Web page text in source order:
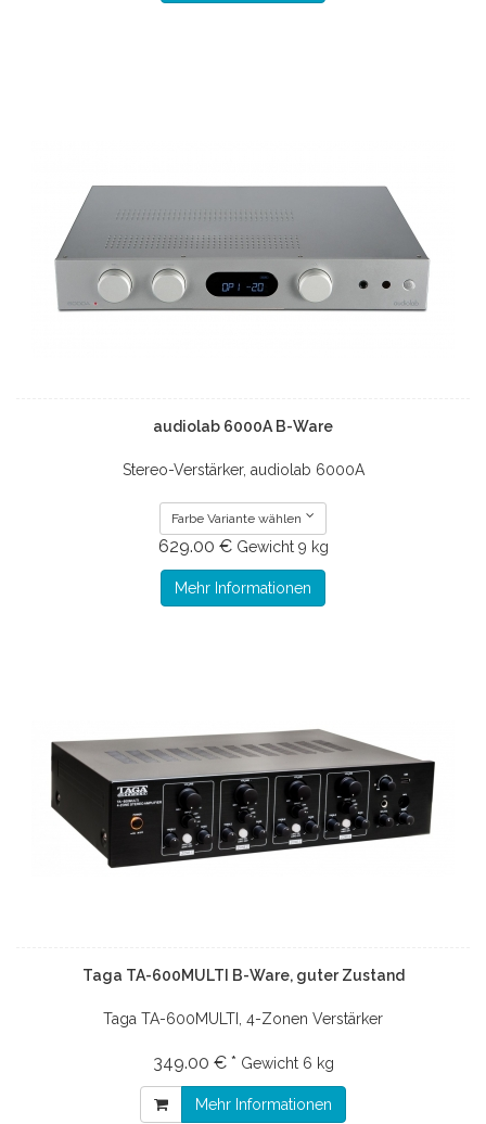
audiolab 6000A B-Ware
Stereo-Verstärker, audiolab 6000A
Farbe Variante wählen
629.00 € Gewicht 9 kg
Mehr Informationen
Taga TA-600MULTI B-Ware, guter Zustand
Taga TA-600MULTI, 4-Zonen Verstärker
349.00 € * Gewicht 6 kg
Mehr Informationen